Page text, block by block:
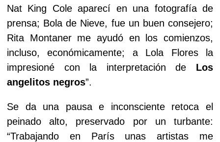
Nat King Cole aparecí en una fotografía de
prensa; Bola de Nieve, fue un buen consejero;
Rita Montaner me ayudó en los comienzos,
incluso, económicamente; a Lola Flores la
impresioné con la interpretación de Los
angelitos negros”.
Se da una pausa e inconsciente retoca el
peinado alto, preservado por un turbante:
“Trabajando en París unas artistas me